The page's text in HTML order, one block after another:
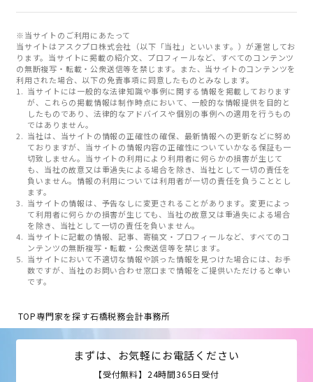
※当サイトのご利用にあたって
当サイトはアスクプロ株式会社（以下「当社」といいます。）が運営してお
ります。当サイトに掲載の紹介文、プロフィールなど、すべてのコンテンツ
の無断複写・転載・公衆送信等を禁じます。また、当サイトのコンテンツを
利用された場合、以下の免責事項に同意したものとみなします。
当サイトには一般的な法律知識や事例に関する情報を掲載しております
が、これらの掲載情報は制作時点において、一般的な情報提供を目的と
したものであり、法律的なアドバイスや個別の事例への適用を行うもの
ではありません。
当社は、当サイトの情報の正確性の確保、最新情報への更新などに努め
ておりますが、当サイトの情報内容の正確性についていかなる保証も一
切致しません。当サイトの利用により利用者に何らかの損害が生じて
も、当社の故意又は重過失による場合を除き、当社として一切の責任を
負いません。情報の利用については利用者が一切の責任を負うこととし
ます。
当サイトの情報は、予告なしに変更されることがあります。変更によっ
て利用者に何らかの損害が生じても、当社の故意又は重過失による場合
を除き、当社として一切の責任を負いません。
当サイトに記載の情報、記事、寄稿文・プロフィールなど、すべてのコ
ンテンツの無断複写・転載・公衆送信等を禁じます。
当サイトにおいて不適切な情報や誤った情報を見つけた場合には、お手
数ですが、当社のお問い合わせ窓口まで情報をご提供いただけると幸い
です。
TOP専門家を探す石橋税務会計事務所
まずは、お気軽にお電話ください
【受付無料】24時間365日受付